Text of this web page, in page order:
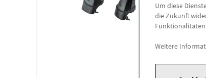
Um diese
die Zukunft
Funktionalitäten
Weitere